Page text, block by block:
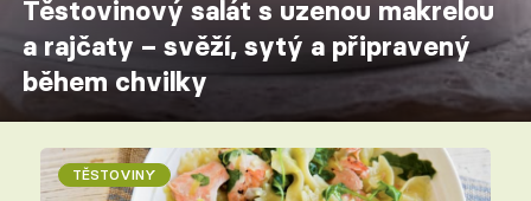
Těstovinový salát s uzenou makrelou
a rajčaty – svěží, sytý a připravený
během chvilky
TĚSTOVINY